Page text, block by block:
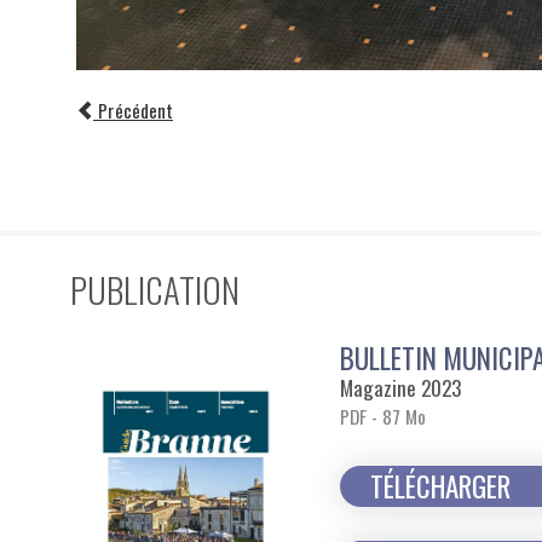
Précédent
PUBLICATION
BULLETIN
Magazine 2023
PDF - 87 Mo
TÉLÉCHARGER